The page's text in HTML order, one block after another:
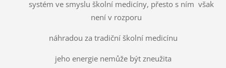
systém ve smyslu školní medicíny, přesto s ním však
není v rozporu
náhradou za tradiční školní medicínu
jeho energie nemůže být zneužita